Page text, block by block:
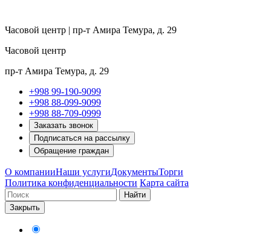
Часовой центр | пр-т Амира Темура, д. 29
Часовой центр
пр-т Амира Темура, д. 29
+998 99-190-9099
+998 88-099-9099
+998 88-709-0999
Заказать звонок
Подписаться на рассылку
Обращение граждан
О компанииНаши услугиДокументыТорги
Политика конфиденциальности Карта сайта
Найти
Закрыть